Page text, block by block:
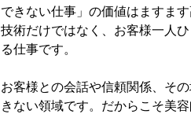
できない仕事」の価値はますま
技術だけではなく、お客様一人
る仕事です。
お客様との会話や信頼関係、そ
きない領域です。だからこそ美